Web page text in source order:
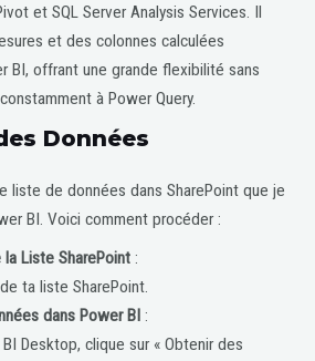
et SQL Server Analysis Services. Il
et des colonnes calculées
BI, offrant une grande flexibilité sans
à Power Query.
Données
liste de données dans SharePoint que je
BI. Voici comment procéder :
la Liste SharePoint:
de ta liste SharePoint.
dans Power BI:
Desktop, clique sur « Obtenir des